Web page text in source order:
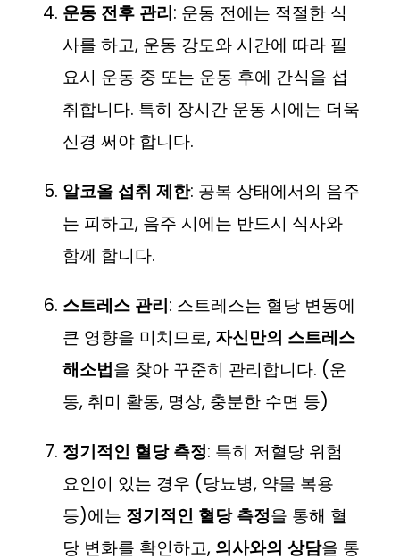
운동 전후 관리: 운동 전에는 적절한 식
사를 하고, 운동 강도와 시간에 따라 필
요시 운동 중 또는 운동 후에 간식을 섭
취합니다. 특히 장시간 운동 시에는 더욱
신경 써야 합니다.
알코올 섭취 제한: 공복 상태에서의 음주
는 피하고, 음주 시에는 반드시 식사와
함께 합니다.
스트레스 관리: 스트레스는 혈당 변동에
큰 영향을 미치므로, 자신만의 스트레스
해소법을 찾아 꾸준히 관리합니다. (운
동, 취미 활동, 명상, 충분한 수면 등)
정기적인 혈당 측정: 특히 저혈당 위험
요인이 있는 경우 (당뇨병, 약물 복용
등)에는 정기적인 혈당 측정을 통해 혈
당 변화를 확인하고, 의사와의 상담을 통